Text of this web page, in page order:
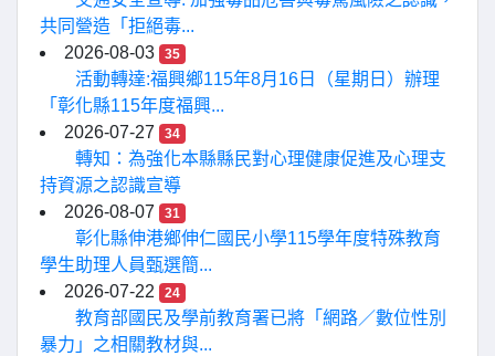
共同營造「拒絕毒...
2026-08-03
35
活動轉達:福興鄉115年8月16日（星期日）辦理
「彰化縣115年度福興...
2026-07-27
34
轉知：為強化本縣縣民對心理健康促進及心理支
持資源之認識宣導
2026-08-07
31
彰化縣伸港鄉伸仁國民小學115學年度特殊教育
學生助理人員甄選簡...
2026-07-22
24
教育部國民及學前教育署已將「網路／數位性別
暴力」之相關教材與...